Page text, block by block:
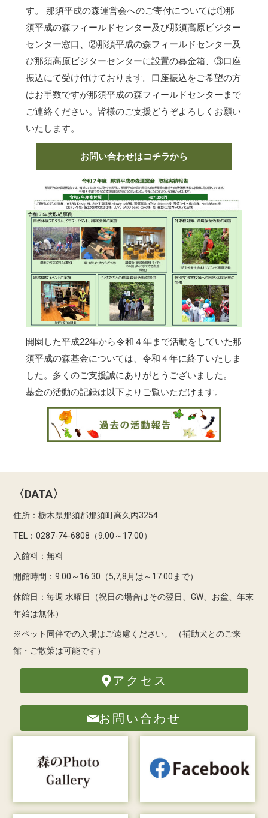
す。 那須平成の森運営会へのご寄付については①那
須平成の森フィールドセンター及び那須高原ビジター
センター窓口、②那須平成の森フィールドセンター及
び那須高原ビジターセンターに設置の募金箱、③口座
振込にて受け付けております。口座振込をご希望の方
はお手数ですが那須平成の森フィールドセンターまで
ご連絡ください。皆様のご支援どうぞよろしくお願い
いたします。
お問い合わせはコチラから
開園した平成22年から令和４年まで活動をしていた那
須平成の森基金については、令和４年に終了いたしま
した。多くのご支援誠にありがとうございました。
基金の活動の記録は以下よりご覧いただけます。
〈DATA〉
住所：栃木県那須郡那須町高久丙3254
TEL：0287-74-6808（9:00～17:00）
入館料：無料
開館時間：9:00～16:30（5,7,8月は～17:00まで）
休館日：毎週 水曜日（祝日の場合はその翌日、GW、お盆、年末
年始は無休）
※ペット同伴での入場はご遠慮ください。
（補助犬とのご来
館・ご散策は可能です）
アクセス
お問い合わせ